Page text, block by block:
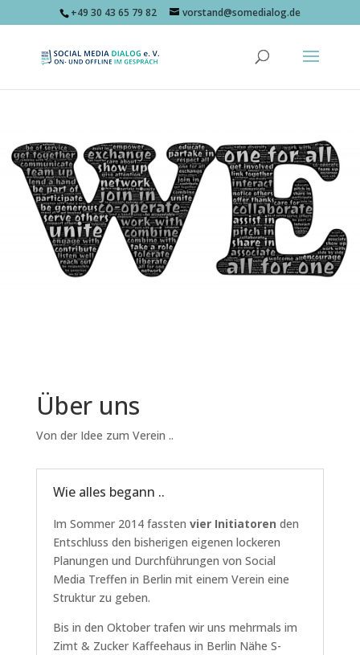
+49 30 43 65 79 82 vorstand@somedialog.de
Über uns
Von der Idee zum Verein ..
Wie alles begann ..
Im Sommer 2014 fassten vier Initiatoren den
Entschluss den bisherigen eigenen lockeren
Planungen und Durchführungen von Social
Media Treffen in Berlin mit einem Verein eine
Struktur zu geben.
Bis in den Oktober trafen wir uns mehrmals im
Zimt & Zucker Kaffeehaus in Berlin Nähe S-